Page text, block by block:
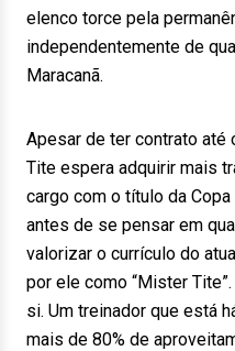
elenco torce pela
independentemente de
Maracanã.
Apesar de ter contrato até
Tite espera adquirir mais
cargo com o título da
antes de se pensar em
valorizar o currículo do
por ele como “Mister
si. Um treinador que está
mais de 80% de